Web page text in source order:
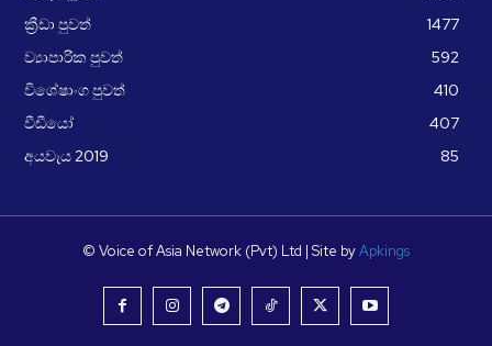
ක්‍රීඩා පුවත්
1477
ව්‍යාපාරික පුවත්
592
විශේෂාංග පුවත්
410
වීඩීයෝ
407
අයවැය 2019
85
© Voice of Asia Network (Pvt) Ltd | Site byApkings